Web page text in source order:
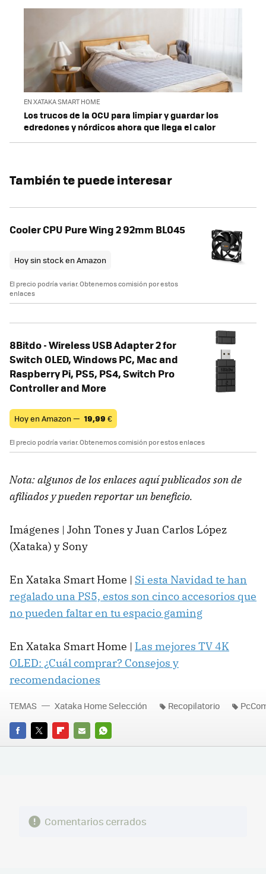
EN XATAKA SMART HOME
Los trucos de la OCU para limpiar y guardar los
edredones y nórdicos ahora que llega el calor
También te puede interesar
Cooler CPU Pure Wing 2 92mm BL045
Hoy sin stock en Amazon
El precio podría variar. Obtenemos comisión por estos
enlaces
8Bitdo - Wireless USB Adapter 2 for
Switch OLED, Windows PC, Mac and
Raspberry Pi, PS5, PS4, Switch Pro
Controller and More
Hoy en Amazon — 19,99 €
El precio podría variar. Obtenemos comisión por estos enlaces
Nota: algunos de los enlaces aquí publicados son de
afiliados y pueden reportar un beneficio.
Imágenes | John Tones y Juan Carlos López
(Xataka) y Sony
En Xataka Smart Home | Si esta Navidad te han
regalado una PS5, estos son cinco accesorios que
no pueden faltar en tu espacio gaming
En Xataka Smart Home | Las mejores TV 4K
OLED: ¿Cuál comprar? Consejos y
recomendaciones
FACEBOOK
TWITTERFLIPBOARD
E-
WHATSAPP
TEMAS Xataka Home Selección Recopilatorio
Comentarios cerrados